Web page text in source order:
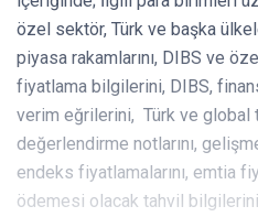
özel sektör, Türk ve başka
piyasa rakamlarını, DIBS ve
fiyatlama bilgilerini, DIBS,
verim eğrilerini, Türk ve global
değerlendirme notlarını,
endeks fiyatlamalarını, emtia
ödemesi olacak tahvil